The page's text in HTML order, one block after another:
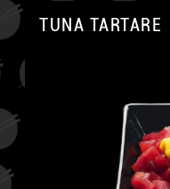
TUNA TARTARE